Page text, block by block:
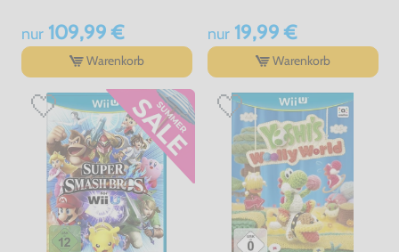
nur109,99 €
Warenkorb
nur19,99 €
Warenkorb